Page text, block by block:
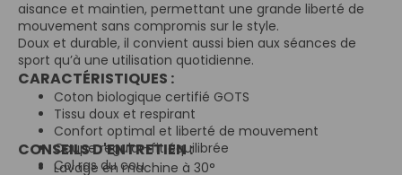
aisance et maintien, permettant une grande liberté de
mouvement sans compromis sur le style.
Doux et durable, il convient aussi bien aux séances de
sport qu’à une utilisation quotidienne.
CARACTÉRISTIQUES :
Coton biologique certifié GOTS
Tissu doux et respirant
Confort optimal et liberté de mouvement
Coupe regular-fit équilibrée
Col ras du cou
CONSEILS D'ENTRETIEN :
Lavage en machine à 30°